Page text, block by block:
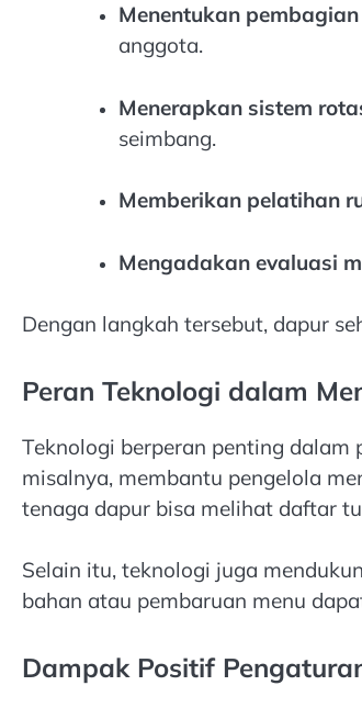
Menentukan
anggota.
Menerapkan sistem
seimbang.
Memberikan pelatihan
Mengadakan evaluasi
Dengan langkah tersebut, dapur
Peran Teknologi dalam
Teknologi berperan penting dalam
misalnya, membantu pengelola
tenaga dapur bisa melihat daftar
Selain itu, teknologi juga
bahan atau pembaruan menu
Dampak Positif